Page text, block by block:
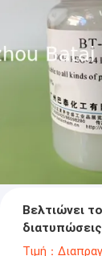
Βελτιώνει
Τιμή：